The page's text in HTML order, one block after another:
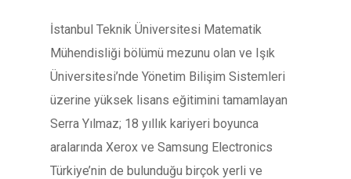
İstanbul Teknik Üniversitesi Matematik
Mühendisliği bölümü mezunu olan ve Işık
Üniversitesi’nde Yönetim Bilişim Sistemleri
üzerine yüksek lisans eğitimini tamamlayan
Serra Yılmaz; 18 yıllık kariyeri boyunca
aralarında Xerox ve Samsung Electronics
Türkiye’nin de bulunduğu birçok yerli ve